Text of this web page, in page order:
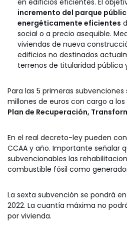
incremento del parque
energéticamente eficientes
social o a precio asequible.
viviendas de nueva
edificios no destinados
terrenos de titularidad pública
Para las 5 primeras subvenciones
millones de euros con cargo a los
Plan de Recuperación,
En el real decreto-ley pueden
CCAA y año. Importante señalar
subvencionables las
combustible fósil como
La sexta subvención se pondrá
2022. La cuantía máxima no
por vivienda.